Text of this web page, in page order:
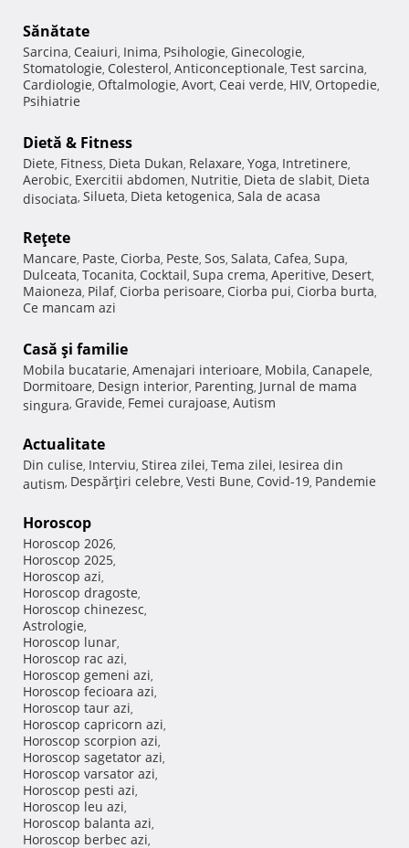
Sănătate
Sarcina, Ceaiuri, Inima, Psihologie, Ginecologie,
Stomatologie, Colesterol, Anticonceptionale, Test sarcina,
Cardiologie, Oftalmologie, Avort, Ceai verde, HIV, Ortopedie,
Psihiatrie
Dietă & Fitness
Diete, Fitness, Dieta Dukan, Relaxare, Yoga, Intretinere,
Aerobic, Exercitii abdomen, Nutritie, Dieta de slabit, Dieta
disociata, Silueta, Dieta ketogenica, Sala de acasa
Reţete
Mancare, Paste, Ciorba, Peste, Sos, Salata, Cafea, Supa,
Dulceata, Tocanita, Cocktail, Supa crema, Aperitive, Desert,
Maioneza, Pilaf, Ciorba perisoare, Ciorba pui, Ciorba burta,
Ce mancam azi
Casă şi familie
Mobila bucatarie, Amenajari interioare, Mobila, Canapele,
Dormitoare, Design interior, Parenting, Jurnal de mama
singura, Gravide, Femei curajoase, Autism
Actualitate
Din culise, Interviu, Stirea zilei, Tema zilei, Iesirea din
autism, Despărţiri celebre, Vesti Bune, Covid-19, Pandemie
Horoscop
Horoscop 2026,
Horoscop 2025,
Horoscop azi,
Horoscop dragoste,
Horoscop chinezesc,
Astrologie,
Horoscop lunar,
Horoscop rac azi,
Horoscop gemeni azi,
Horoscop fecioara azi,
Horoscop taur azi,
Horoscop capricorn azi,
Horoscop scorpion azi,
Horoscop sagetator azi,
Horoscop varsator azi,
Horoscop pesti azi,
Horoscop leu azi,
Horoscop balanta azi,
Horoscop berbec azi,